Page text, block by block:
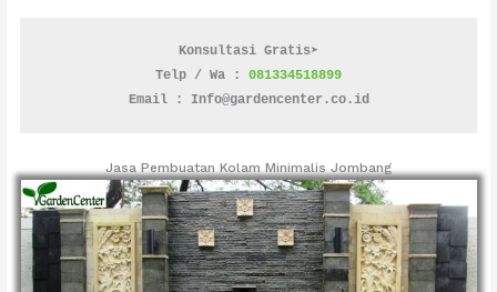
Konsultasi Gratis➤
Telp / Wa : 081334518899
Email : Info@gardencenter.co.id
Jasa Pembuatan Kolam Minimalis Jombang